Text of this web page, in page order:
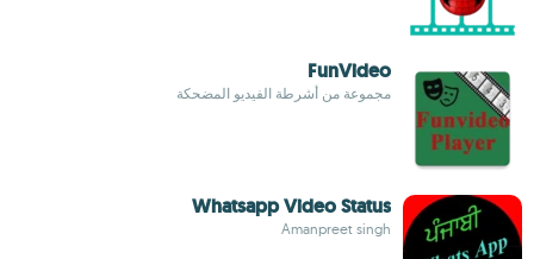
FunVideo
مجموعة من أشرطة الفيديو المضحكة
Whatsapp Video Status
Amanpreet singh